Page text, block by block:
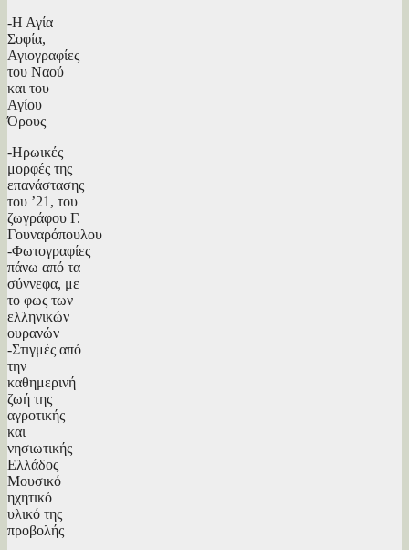
-Η Αγία
Σοφία,
Αγιογραφίες
του Ναού
και του
Αγίου
Όρους
-Ηρωικές
μορφές της
επανάστασης
του ’21, του
ζωγράφου Γ.
Γουναρόπουλου
-Φωτογραφίες
πάνω από τα
σύννεφα, με
το φως των
ελληνικών
ουρανών
-Στιγμές από
την
καθημερινή
ζωή της
αγροτικής
και
νησιωτικής
Ελλάδος
Μουσικό
ηχητικό
υλικό της
προβολής